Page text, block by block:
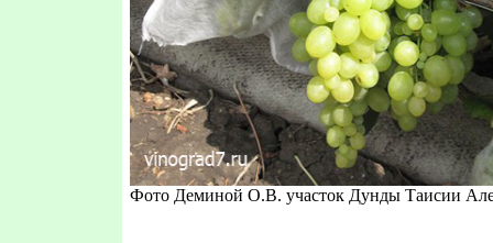
Фото Деминой О.В. участок Дунды Таисии